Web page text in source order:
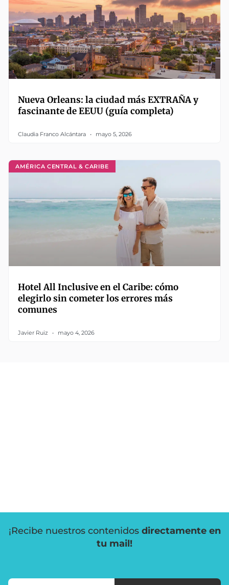
Nueva Orleans: la ciudad más EXTRAÑA y
fascinante de EEUU (guía completa)
Claudia Franco Alcántara mayo 5, 2026
AMÉRICA CENTRAL & CARIBE
Hotel All Inclusive en el Caribe: cómo
elegirlo sin cometer los errores más
comunes
Javier Ruiz mayo 4, 2026
¡Recibe nuestros contenidos directamente en
tu mail!